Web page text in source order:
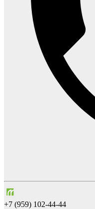
+7 (959) 102-44-44